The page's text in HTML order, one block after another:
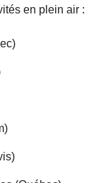
en plein air :